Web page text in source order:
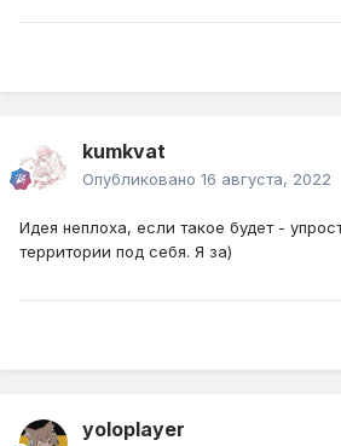
kumkvat
Опубликовано 16 августа, 2022
Идея неплоха, если такое будет -
территории под себя. Я за)
yoloplayer